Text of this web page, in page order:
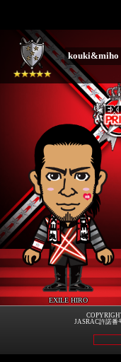
kouki&miho
EXILE HIRO
JASRAC許諾番